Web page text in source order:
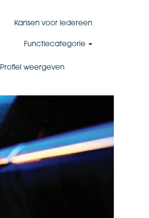
Kansen voor iedereen
Functiecategorie
Profiel weergeven